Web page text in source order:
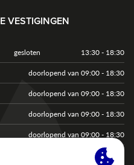
VESTIGINGEN
gesloten
13:30 - 18:30
doorlopend van 09:00 - 18:30
doorlopend van 09:00 - 18:30
doorlopend van 09:00 - 18:30
doorlopend van 09:00 - 18:30
doorlopend van 09:00 - 18:00